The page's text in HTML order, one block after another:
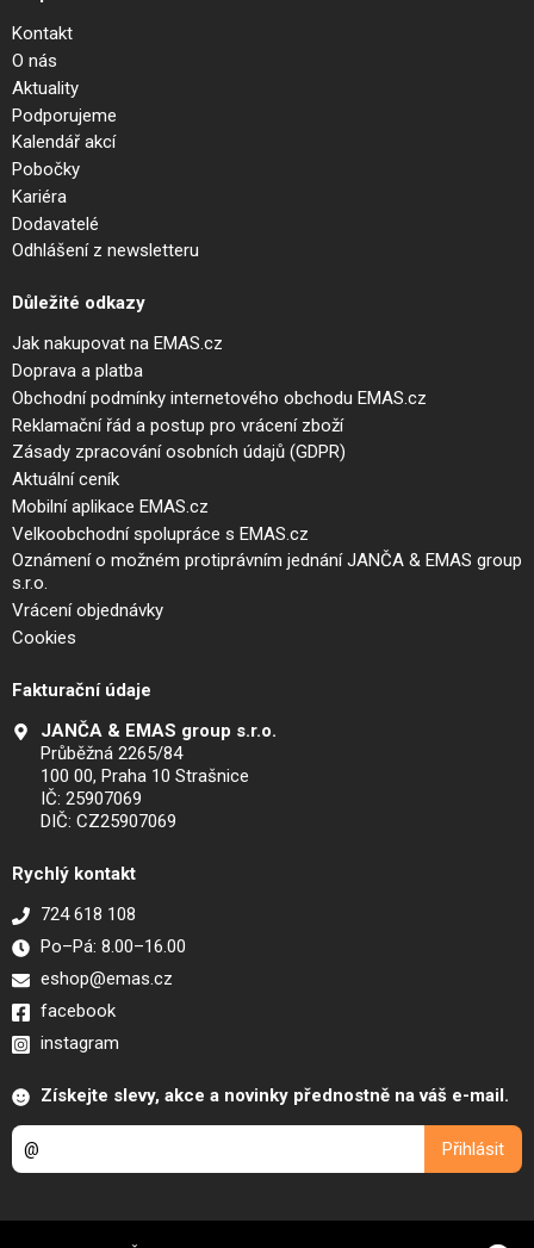
Kontakt
O nás
Aktuality
Podporujeme
Kalendář akcí
Pobočky
Kariéra
Dodavatelé
Odhlášení z newsletteru
Důležité odkazy
Jak nakupovat na EMAS.cz
Doprava a platba
Obchodní podmínky internetového obchodu EMAS.cz
Reklamační řád a postup pro vrácení zboží
Zásady zpracování osobních údajů (GDPR)
Aktuální ceník
Mobilní aplikace EMAS.cz
Velkoobchodní spolupráce s EMAS.cz
Oznámení o možném protiprávním jednání JANČA & EMAS group
s.r.o.
Vrácení objednávky
Cookies
Fakturační údaje
JANČA & EMAS group s.r.o.
Průběžná 2265/84
100 00, Praha 10 Strašnice
IČ: 25907069
DIČ: CZ25907069
Rychlý kontakt
724 618 108
Po–Pá: 8.00–16.00
eshop@emas.cz
facebook
instagram
Získejte slevy, akce a novinky přednostně na váš e-mail.